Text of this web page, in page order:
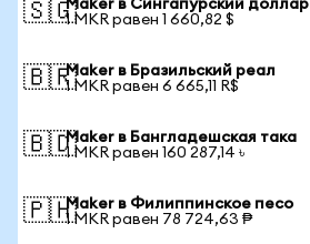
🇸🇬Maker в Сингапурский доллар
1 MKR равен 1 660,82 $
🇧🇷Maker в Бразильский реал
1 MKR равен 6 665,11 R$
🇧🇩Maker в Бангладешская така
1 MKR равен 160 287,14 ৳
🇵🇭Maker в Филиппинское песо
1 MKR равен 78 724,63 ₱